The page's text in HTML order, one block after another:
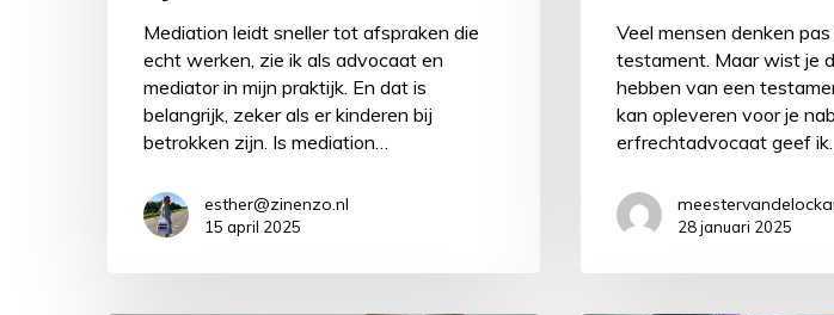
Mediation leidt sneller tot afspraken die
echt werken, zie ik als advocaat en
mediator in mijn praktijk. En dat is
belangrijk, zeker als er kinderen bij
betrokken zijn. Is mediation…
esther@zinenzo.nl
15 april 2025
Veel mensen denken
testament. Maar wist je
hebben van een
kan opleveren voor je
erfrechtadvocaat geef ik…
28 januari 2025